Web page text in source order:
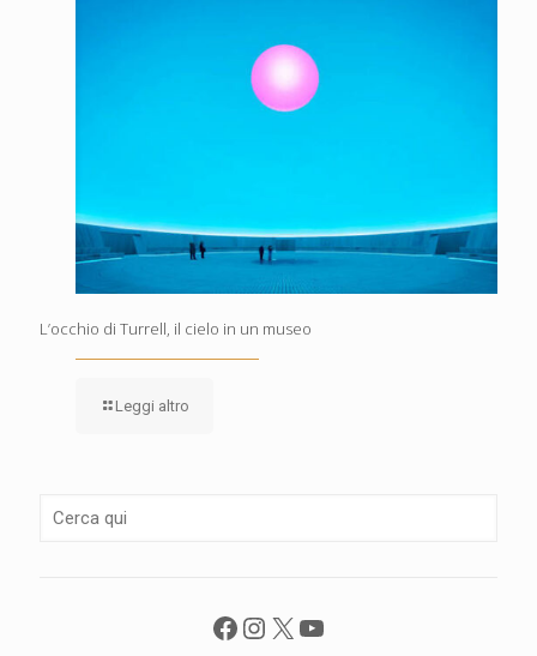
L’occhio di Turrell, il cielo in un museo
Leggi altro
Facebook
Instagram
X YouTube